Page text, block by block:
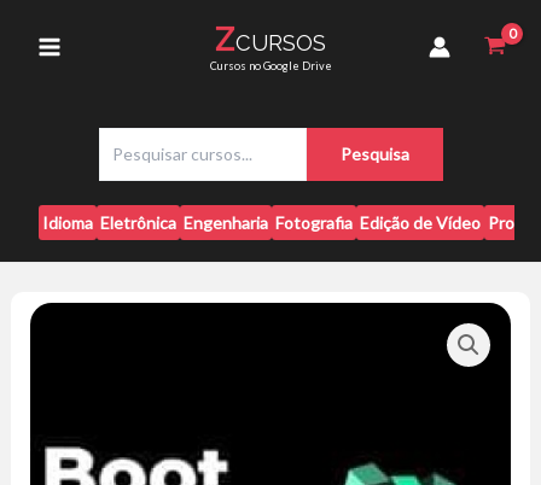
Menu
ZCURSOS
Cursos no Google Drive
s
q
u
i
a
Pesquisa
Idioma Eletrônica Engenharia Fotografia Edição de Vídeo